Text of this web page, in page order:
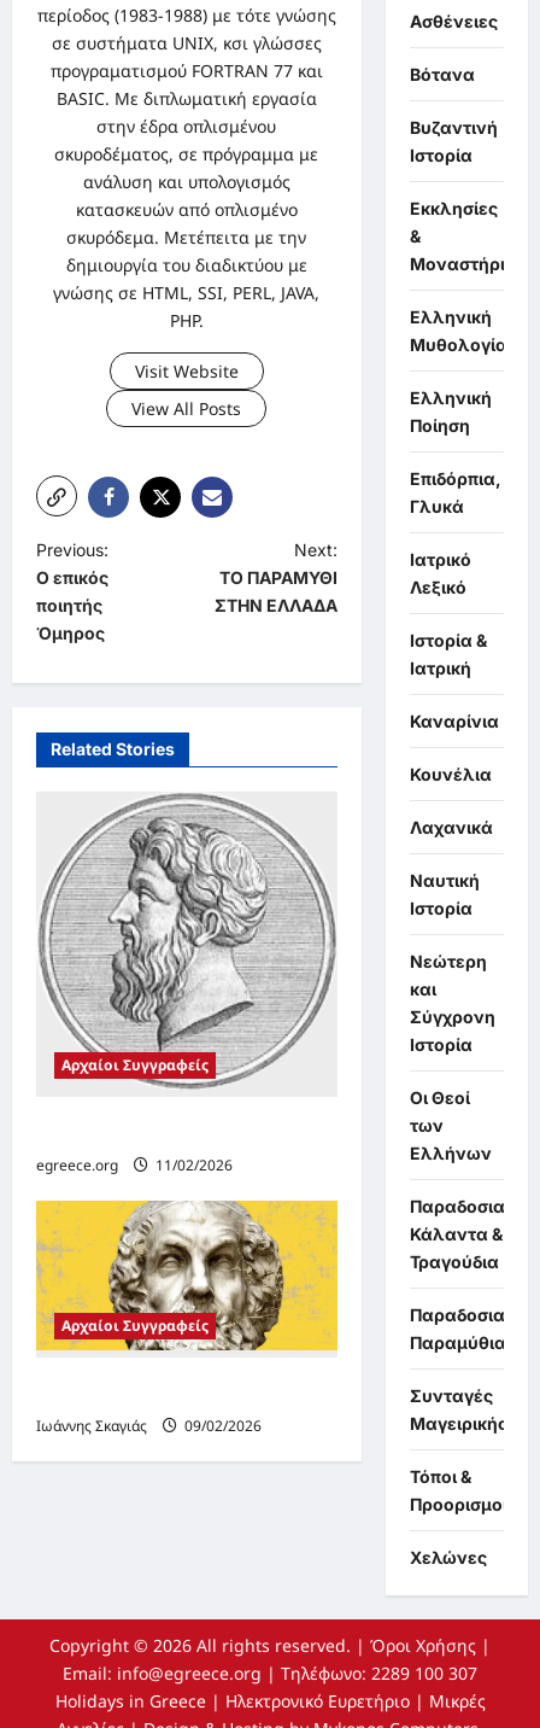
περίοδος (1983-1988) με τότε γνώσης
σε συστήματα UNIX, κσι γλώσσες
προγραματισμού FORTRAN 77 και
BASIC. Με διπλωματική εργασία
στην έδρα οπλισμένου
σκυροδέματος, σε πρόγραμμα με
ανάλυση και υπολογισμός
κατασκευών από οπλισμένο
σκυρόδεμα. Μετέπειτα με την
δημιουργία του διαδικτύου με
γνώσης σε HTML, SSI, PERL, JAVA,
PHP.
Visit Website
View All Posts
P
o
s
a
v
a
t
i
o
Previous:
O επικός
ποιητής
Όμηρος
Next:
ΤΟ ΠΑΡΑΜΥΘΙ
ΣΤΗΝ ΕΛΛΑΔΑ
Related Stories
Αρχαίοι Συγγραφείς
egreece.org 11/02/2026
Αρχαίοι Συγγραφείς
Ιωάννης Σκαγιάς 09/02/2026
Ασθένειες
Βότανα
Βυζαντινή
Ιστορία
Εκκλησίες
&
Μοναστήρια
Ελληνική
Μυθολογία
Ελληνική
Ποίηση
Επιδόρπια,
Γλυκά
Ιατρικό
Λεξικό
Ιστορία &
Ιατρική
Καναρίνια
Κουνέλια
Λαχανικά
Ναυτική
Ιστορία
Νεώτερη
και
Σύγχρονη
Ιστορία
Οι Θεοί
των
Ελλήνων
Παραδοσιακά
Κάλαντα &
Τραγούδια
Παραδοσιακά
Παραμύθια
Συνταγές
Μαγειρικής
Τόποι &
Προορισμοί
Χελώνες
Copyright © 2026 All rights reserved. | Όροι Χρήσης |
Email: info@egreece.org | Τηλέφωνο: 2289 100 307
Holidays in Greece| Ηλεκτρονικό Ευρετήριο| Μικρές